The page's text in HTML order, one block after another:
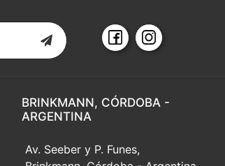
BRINKMANN, CÓRDOBA -
ARGENTINA
Av. Seeber y P. Funes,